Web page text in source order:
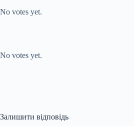
No votes yet.
No votes yet.
Залишити відповідь